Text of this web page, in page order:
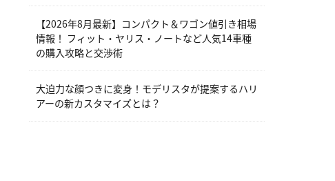
【2026年8月最新】コンパクト＆ワゴン値引き相場
情報！ フィット・ヤリス・ノートなど人気14車種
の購入攻略と交渉術
大迫力な顔つきに変身！モデリスタが提案するハリ
アーの新カスタマイズとは？